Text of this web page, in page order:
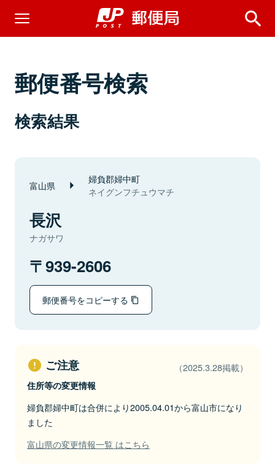
郵便番号検索
検索結果
富山県 婦負郡婦中町
ネイグンフチュウマチ
長沢
ナガサワ
939-2606
郵便番号をコピーする
ご注意 （2025.3.28掲載）
住所等の変更情報
婦負郡婦中町は合併により2005.04.01から富山市になり
ました
富山県の変更情報一覧 はこちら